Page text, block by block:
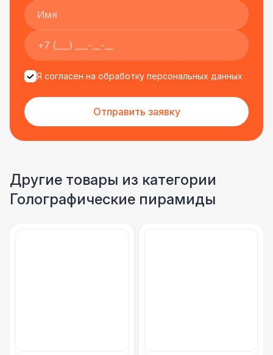
Я согласен на обработку персональных данных
Отправить заявку
Другие товары из категории
Голографические пирамиды